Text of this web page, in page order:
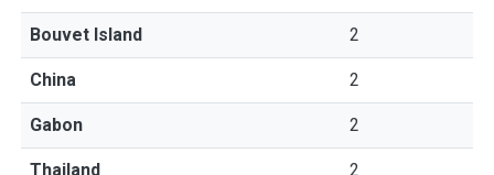
Bouvet Island 2
China 2
Gabon 2
Thailand 2